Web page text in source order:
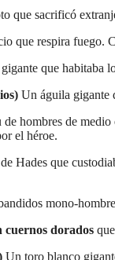
que sacrificó
que respira fuego.
que habitaba
Un águila gigante
hombres de
el héroe.
Hades que
mono-
dorados
Un toro blanco